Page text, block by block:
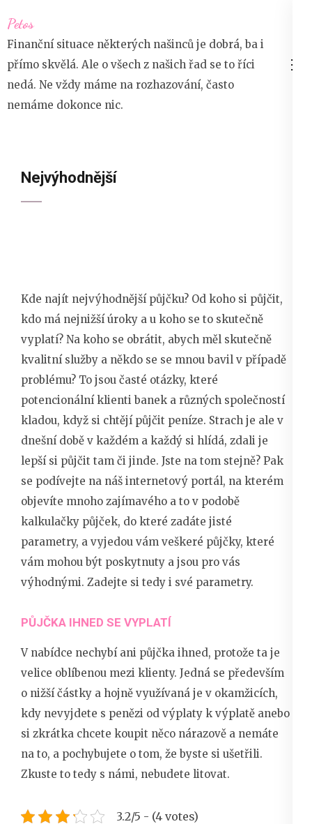
na
obsah
(stiskněte
Enter)
Petos
Finanční situace některých našinců je dobrá, ba i
přímo skvělá. Ale o všech z našich řad se to říci
nedá. Ne vždy máme na rozhazování, často
nemáme dokonce nic.
Nejvýhodnější
Kde najít nejvýhodnější půjčku? Od koho si půjčit,
kdo má nejnižší úroky a u koho se to skutečně
vyplatí? Na koho se obrátit, abych měl skutečně
kvalitní služby a někdo se se mnou bavil v případě
problému? To jsou časté otázky, které
potencionální klienti banek a různých společností
kladou, když si chtějí půjčit peníze. Strach je ale v
dnešní době v každém a každý si hlídá, zdali je
lepší si půjčit tam či jinde. Jste na tom stejně? Pak
se podívejte na náš internetový portál, na kterém
objevíte mnoho zajímavého a to v podobě
kalkulačky půjček, do které zadáte jisté
parametry, a vyjedou vám veškeré půjčky, které
vám mohou být poskytnuty a jsou pro vás
výhodnými. Zadejte si tedy i své parametry.
PŮJČKA IHNED SE VYPLATÍ
V nabídce nechybí ani půjčka ihned, protože ta je
velice oblíbenou mezi klienty. Jedná se především
o nižší částky a hojně využívaná je v okamžicích,
kdy nevyjdete s penězi od výplaty k výplatě anebo
si zkrátka chcete koupit něco nárazově a nemáte
na to, a pochybujete o tom, že byste si ušetřili.
Zkuste to tedy s námi, nebudete litovat.
3.2/5 - (4 votes)